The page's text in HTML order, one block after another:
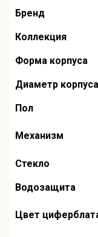
Бренд
Коллекция
Форма корпуса
Диаметр корпуса
Пол
Механизм
Стекло
Водозащита
Цвет